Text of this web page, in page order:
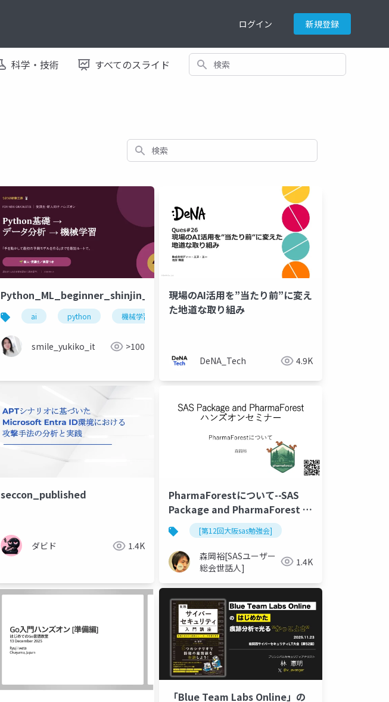
ログイン 新規登録
科学・技術 すべてのスライド 検索
検索
Python_ML_beginner_shinjin_rose_20260615.pptx
ai python 機械学習 data分析
smile_yukiko_it >100
現場のAI活用を”当たり前”に変え
た地道な取り組み
DeNA_Tech 4.9K
ステイビジラント btlo サイバーセキュリティ
seccon_published
ダビド 1.4K
PharmaForestについて--SAS
Package and PharmaForest ハ
ンズオンセミナー
[第12回大阪sas勉強会]
森岡裕[SASユーザー
総会世話人]
1.4K
「Blue Team Labs Online」の